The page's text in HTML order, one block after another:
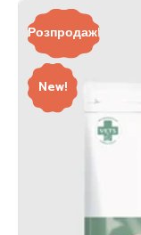
New!
Розпродаж!